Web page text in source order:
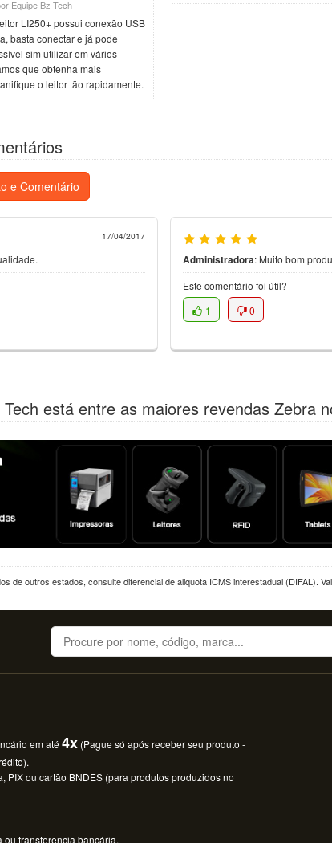
Equipe Bz Tech
LI250+ possui conexão USB
basta conectar e já pode
sim utilizar em vários
que obtenha mais
o leitor tão rapidamente.
e Comentário
17/04/2017
Administradora: Muito bom
Este comentário foi útil?
1
0
está entre as maiores revendas Zebra
de outros estados, consulte diferencial de aliquota ICMS interestadual (DIFAL).
Buscar
em até4x (Pague só após receber seu produto -
PIX ou cartão BNDES (para produtos produzidos no
ou transferencia bancária.